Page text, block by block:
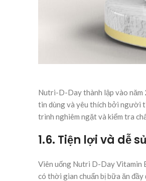
Nutri-D-Day thành lập vào
tin dùng và yêu thích bởi người
trình nghiêm ngặt và kiểm tra
1.6. Tiện lợi và dễ
Viên uống Nutri D-Day Vitamin
có thời gian chuẩn bị bữa ăn